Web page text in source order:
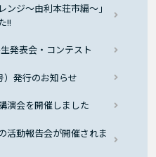
ジ～由利本荘市編～」
!!
発表会・コンテスト
）発行のお知らせ
演会を開催しました
活動報告会が開催されま